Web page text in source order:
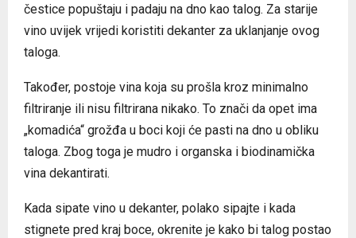
čestice popuštaju i padaju na dno kao talog. Za starije
vino uvijek vrijedi koristiti dekanter za uklanjanje ovog
taloga.
Također, postoje vina koja su prošla kroz minimalno
filtriranje ili nisu filtrirana nikako. To znači da opet ima
„komadića“ grožđa u boci koji će pasti na dno u obliku
taloga. Zbog toga je mudro i organska i biodinamička
vina dekantirati.
Kada sipate vino u dekanter, polako sipajte i kada
stignete pred kraj boce, okrenite je kako bi talog postao